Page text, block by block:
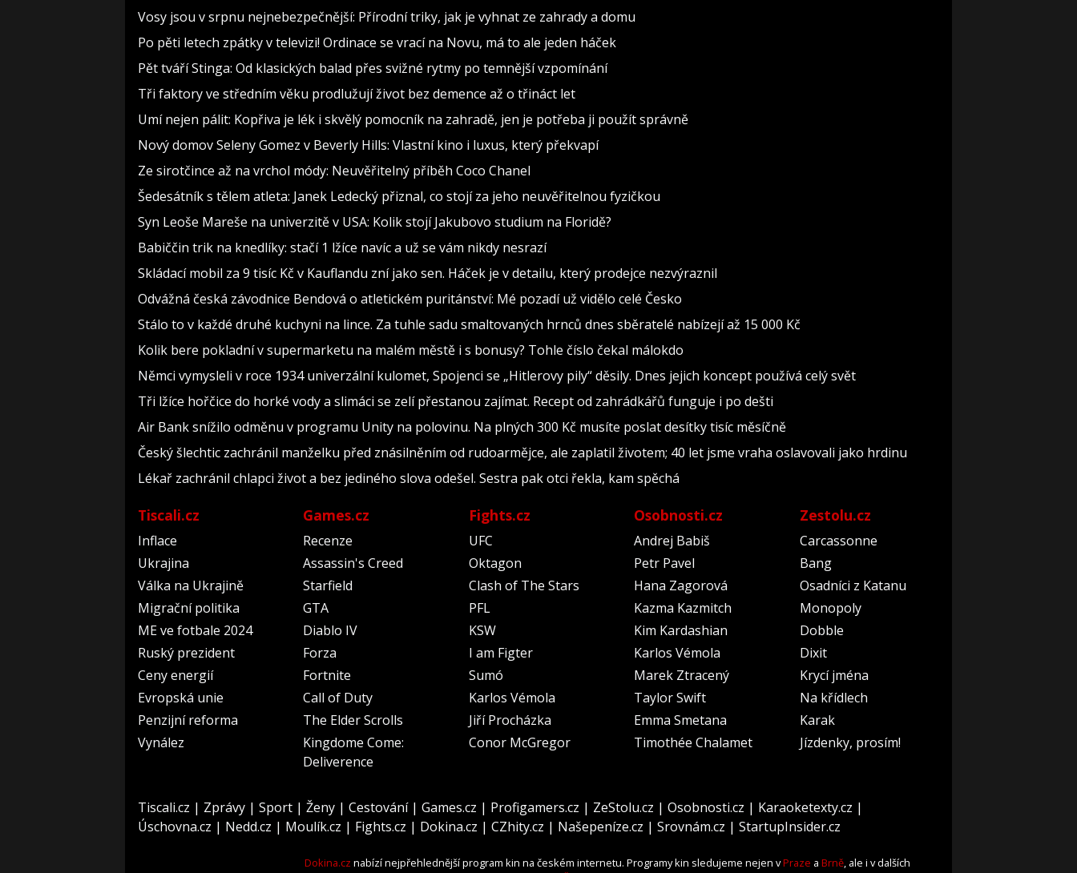
Vosy jsou v srpnu nejnebezpečnější: Přírodní triky, jak je vyhnat ze zahrady a domu
Po pěti letech zpátky v televizi! Ordinace se vrací na Novu, má to ale jeden háček
Pět tváří Stinga: Od klasických balad přes svižné rytmy po temnější vzpomínání
Tři faktory ve středním věku prodlužují život bez demence až o třináct let
Umí nejen pálit: Kopřiva je lék i skvělý pomocník na zahradě, jen je potřeba ji použít správně
Nový domov Seleny Gomez v Beverly Hills: Vlastní kino i luxus, který překvapí
Ze sirotčince až na vrchol módy: Neuvěřitelný příběh Coco Chanel
Šedesátník s tělem atleta: Janek Ledecký přiznal, co stojí za jeho neuvěřitelnou fyzičkou
Syn Leoše Mareše na univerzitě v USA: Kolik stojí Jakubovo studium na Floridě?
Babiččin trik na knedlíky: stačí 1 lžíce navíc a už se vám nikdy nesrazí
Skládací mobil za 9 tisíc Kč v Kauflandu zní jako sen. Háček je v detailu, který prodejce nezvýraznil
Odvážná česká závodnice Bendová o atletickém puritánství: Mé pozadí už vidělo celé Česko
Stálo to v každé druhé kuchyni na lince. Za tuhle sadu smaltovaných hrnců dnes sběratelé nabízejí až 15 000 Kč
Kolik bere pokladní v supermarketu na malém městě i s bonusy? Tohle číslo čekal málokdo
Němci vymysleli v roce 1934 univerzální kulomet, Spojenci se „Hitlerovy pily“ děsily. Dnes jejich koncept používá celý svět
Tři lžíce hořčice do horké vody a slimáci se zelí přestanou zajímat. Recept od zahrádkářů funguje i po dešti
Air Bank snížilo odměnu v programu Unity na polovinu. Na plných 300 Kč musíte poslat desítky tisíc měsíčně
Český šlechtic zachránil manželku před znásilněním od rudoarmějce, ale zaplatil životem; 40 let jsme vraha oslavovali jako hrdinu
Lékař zachránil chlapci život a bez jediného slova odešel. Sestra pak otci řekla, kam spěchá
Tiscali.cz
Inflace
Ukrajina
Válka na Ukrajině
Migrační politika
ME ve fotbale 2024
Ruský prezident
Ceny energií
Evropská unie
Penzijní reforma
Vynález
Games.cz
Recenze
Assassin's Creed
Starfield
GTA
Diablo IV
Forza
Fortnite
Call of Duty
The Elder Scrolls
Kingdome Come:
Deliverence
Fights.cz
UFC
Oktagon
Clash of The Stars
PFL
KSW
I am Figter
Sumó
Karlos Vémola
Jiří Procházka
Conor McGregor
Osobnosti.cz
Andrej Babiš
Petr Pavel
Hana Zagorová
Kazma Kazmitch
Kim Kardashian
Karlos Vémola
Marek Ztracený
Taylor Swift
Emma Smetana
Timothée Chalamet
Zestolu.cz
Carcassonne
Bang
Osadníci z Katanu
Monopoly
Dobble
Dixit
Krycí jména
Na křídlech
Karak
Jízdenky, prosím!
Tiscali.cz | Zprávy | Sport | Ženy | Cestování| Games.cz | Profigamers.cz | ZeStolu.cz | Osobnosti.cz | Karaoketexty.cz |
Úschovna.cz | Nedd.cz | Moulík.cz | Fights.cz | Dokina.cz | CZhity.cz | Našepeníze.cz | Srovnám.cz | StartupInsider.cz
Dokina.cz nabízí nejpřehlednější program kin na českém internetu. Programy kin sledujeme nejen vPraze a Brně, ale i v dalších